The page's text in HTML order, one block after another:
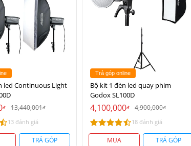
led Continuous Light
đ 13,440,001đ
13 đánh giá
TRẢ GÓP
Trả góp online
Bộ kit 1 đèn led quay phim
Godox SL100D
4,100,000đ 4,900,000đ
18 đánh giá
MUA TRẢ GÓP